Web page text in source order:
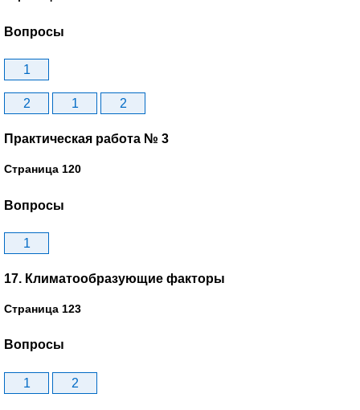
Вопросы
1
2 1 2
Практическая работа № 3
Страница 120
Вопросы
1
17. Климатообразующие факторы
Страница 123
Вопросы
1 2